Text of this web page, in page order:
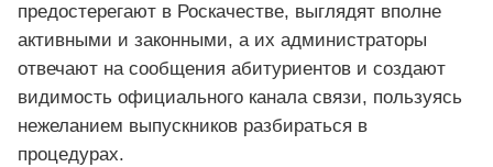
предостерегают в Роскачестве, выглядят вполне
активными и законными, а их администраторы
отвечают на сообщения абитуриентов и создают
видимость официального канала связи, пользуясь
нежеланием выпускников разбираться в
процедурах.